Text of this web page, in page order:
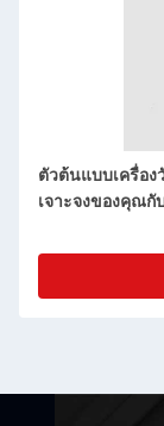
วามต้องการเฉพาะ